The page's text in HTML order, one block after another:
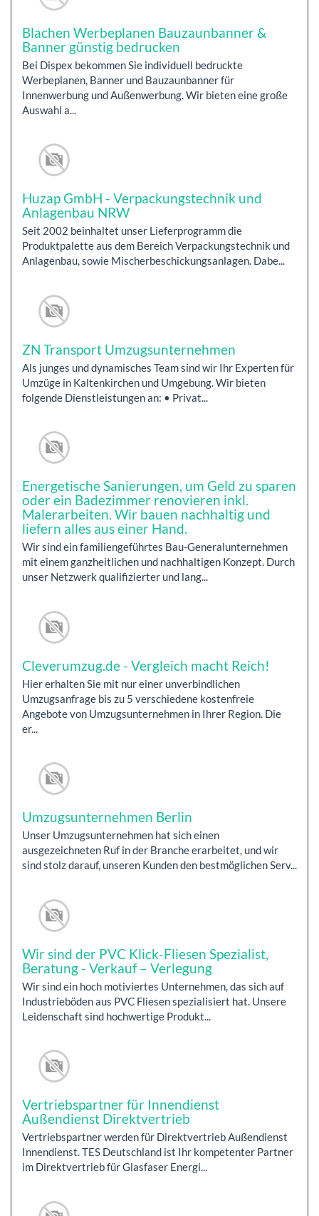
Blachen Werbeplanen Bauzaunbanner &
Banner günstig bedrucken
Bei Dispex bekommen Sie individuell bedruckte
Werbeplanen, Banner und Bauzaunbanner für
Innenwerbung und Außenwerbung. Wir bieten eine große
Auswahl a...
Huzap GmbH - Verpackungstechnik und
Anlagenbau NRW
Seit 2002 beinhaltet unser Lieferprogramm die
Produktpalette aus dem Bereich Verpackungstechnik und
Anlagenbau, sowie Mischerbeschickungsanlagen. Dabe...
ZN Transport Umzugsunternehmen
Als junges und dynamisches Team sind wir Ihr Experten für
Umzüge in Kaltenkirchen und Umgebung. Wir bieten
folgende Dienstleistungen an: • Privat...
Energetische Sanierungen, um Geld zu sparen
oder ein Badezimmer renovieren inkl.
Malerarbeiten. Wir bauen nachhaltig und
liefern alles aus einer Hand.
Wir sind ein familiengeführtes Bau-Generalunternehmen
mit einem ganzheitlichen und nachhaltigen Konzept. Durch
unser Netzwerk qualifizierter und lang...
Cleverumzug.de - Vergleich macht Reich!
Hier erhalten Sie mit nur einer unverbindlichen
Umzugsanfrage bis zu 5 verschiedene kostenfreie
Angebote von Umzugsunternehmen in Ihrer Region. Die
er...
Umzugsunternehmen Berlin
Unser Umzugsunternehmen hat sich einen
ausgezeichneten Ruf in der Branche erarbeitet, und wir
sind stolz darauf, unseren Kunden den bestmöglichen Serv...
Wir sind der PVC Klick-Fliesen Spezialist,
Beratung - Verkauf – Verlegung
Wir sind ein hoch motiviertes Unternehmen, das sich auf
Industrieböden aus PVC Fliesen spezialisiert hat. Unsere
Leidenschaft sind hochwertige Produkt...
Vertriebspartner für Innendienst
Außendienst Direktvertrieb
Vertriebspartner werden für Direktvertrieb Außendienst
Innendienst. TES Deutschland ist Ihr kompetenter Partner
im Direktvertrieb für Glasfaser Energi...